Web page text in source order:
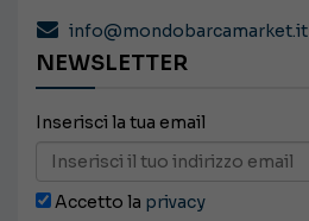
info@mondobarcamarket.it
NEWSLETTER
Inserisci la tua email
Accetto la privacy